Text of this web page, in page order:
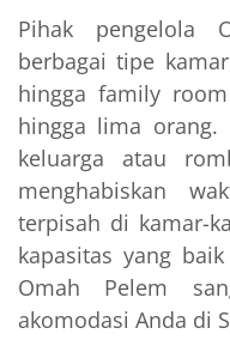
Pihak pengelola
berbagai tipe
hingga family
hingga lima
keluarga atau
menghabiskan
terpisah di kamar-
kapasitas yang
Omah Pelem
akomodasi Anda di